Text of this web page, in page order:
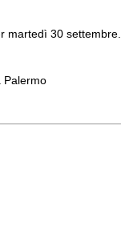
martedì 30 settembre.
Palermo